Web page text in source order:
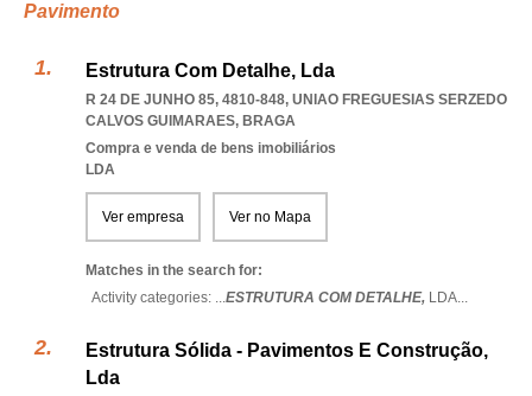
Pavimento
Estrutura Com Detalhe, Lda
R 24 DE JUNHO 85, 4810-848, UNIAO FREGUESIAS SERZEDO
CALVOS GUIMARAES, BRAGA
Compra e venda de bens imobiliários
LDA
Ver empresa Ver no Mapa
Matches in the search for:
Activity categories: ...ESTRUTURA COM DETALHE, LDA...
Estrutura Sólida - Pavimentos E Construção,
Lda